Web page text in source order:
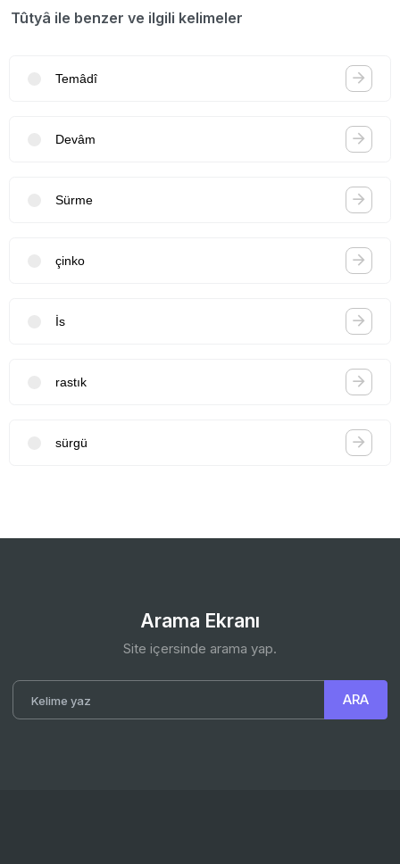
Tûtyâ ile benzer ve ilgili kelimeler
Temâdî
Devâm
Sürme
çinko
İs
rastık
sürgü
Arama Ekranı
Site içersinde arama yap.